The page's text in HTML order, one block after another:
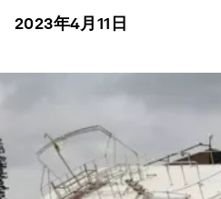
2023年4月11日